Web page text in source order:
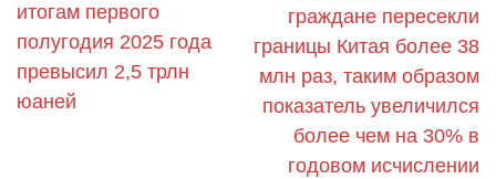
итогам первого
полугодия 2025 года
превысил 2,5 трлн
юаней
граждане пересекли
границы Китая более 38
млн раз, таким образом
показатель увеличился
более чем на 30% в
годовом исчислении